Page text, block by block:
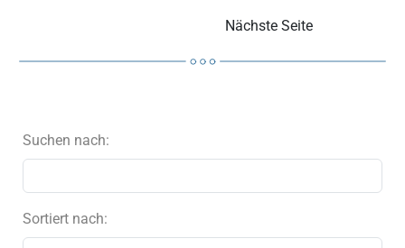
Nächste Seite
Suchen nach:
Sortiert nach: